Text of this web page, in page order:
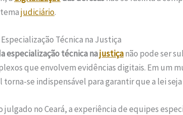
judiciário.
Técnica na Justiça
especialização técnica najustiçanão pode ser
que envolvem evidências digitais. Em um
se indispensável para garantir que a lei
julgado no Ceará, a experiência de equipes